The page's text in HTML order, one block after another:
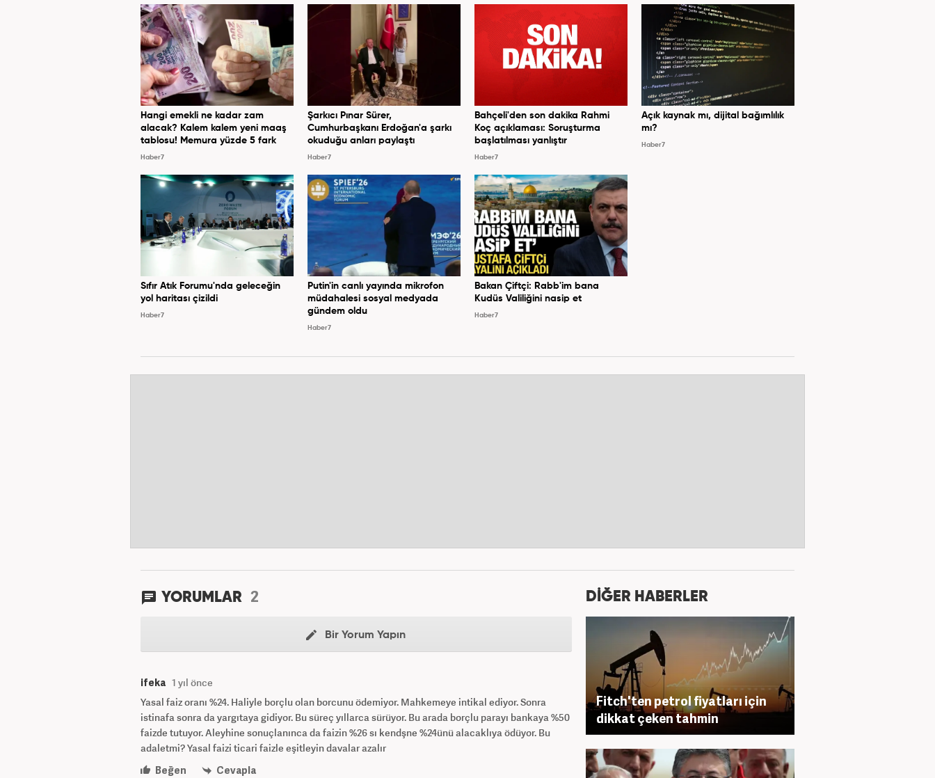
Hangi emekli ne kadar zam
alacak? Kalem kalem yeni maaş
tablosu! Memura yüzde 5 fark
Haber7
Şarkıcı Pınar Sürer,
Cumhurbaşkanı Erdoğan'a şarkı
okuduğu anları paylaştı
Haber7
Bahçeli'den son dakika Rahmi
Koç açıklaması: Soruşturma
başlatılması yanlıştır
Haber7
Açık kaynak mı, dijital bağımlılık
mı?
Haber7
Sıfır Atık Forumu'nda geleceğin
yol haritası çizildi
Haber7
Putin'in canlı yayında mikrofon
müdahalesi sosyal medyada
gündem oldu
Haber7
Bakan Çiftçi: Rabb'im bana
Kudüs Valiliğini nasip et
Haber7
YORUMLAR 2
Bir Yorum Yapın
ifeka 1 yıl önce
Yasal faiz oranı %24. Haliyle borçlu olan borcunu ödemiyor. Mahkemeye intikal ediyor. Sonra
istinafa sonra da yargıtaya gidiyor. Bu süreç yıllarca sürüyor. Bu arada borçlu parayı bankaya %50
faizde tutuyor. Aleyhine sonuçlanınca da faizin %26 sı kendşne %24ünü alacaklıya ödüyor. Bu
adaletmi? Yasal faizi ticari faizle eşitleyin davalar azalır
Beğen
Cevapla
DİĞER HABERLER
Fitch'ten petrol fiyatları için
dikkat çeken tahmin